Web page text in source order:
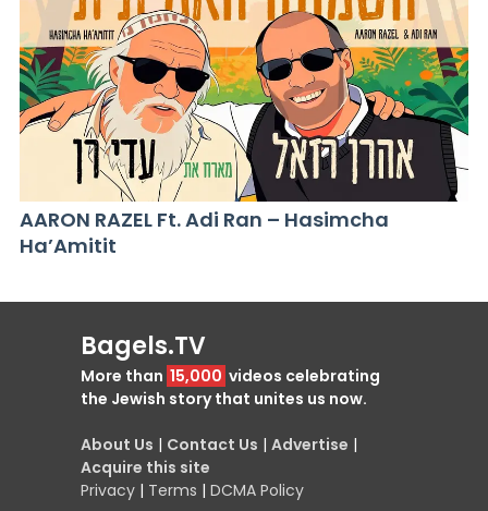
AARON RAZEL Ft. Adi Ran – Hasimcha
Ha’Amitit
Bagels.TV
More than 15,000 videos celebrating
the Jewish story that unites us now.
About Us | Contact Us | Advertise |
Acquire this site
Privacy | Terms | DCMA Policy